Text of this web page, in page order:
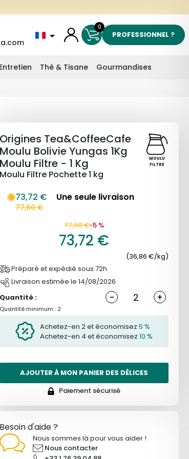
0
PROFESSIONNEL ?
Entretien Thé & Tisane Gourmandises
MOULU
FILTRE
Origines Tea&CoffeeCafe
Moulu Bolivie Yungas 1Kg
Moulu Filtre - 1 Kg
Moulu Filtre Pochette 1 kg
73,72 €
77,60 €
Une seule livraison
77,60 €-5 %
73,72 €
(36,86 €/kg)
Préparé et expédié sous 72h
Livraison estimée le 14/08/2026
Quantité :
- +
Quantité minimum : 2
Achetez-en 2 et économisez 5 %
Achetez-en 4 et économisez 10 %
AJOUTER À MON PANIER DES DÉLICES
Paiement sécurisé
Besoin d'aide ?
Nous sommes là pour vous aider !
Nous contacter